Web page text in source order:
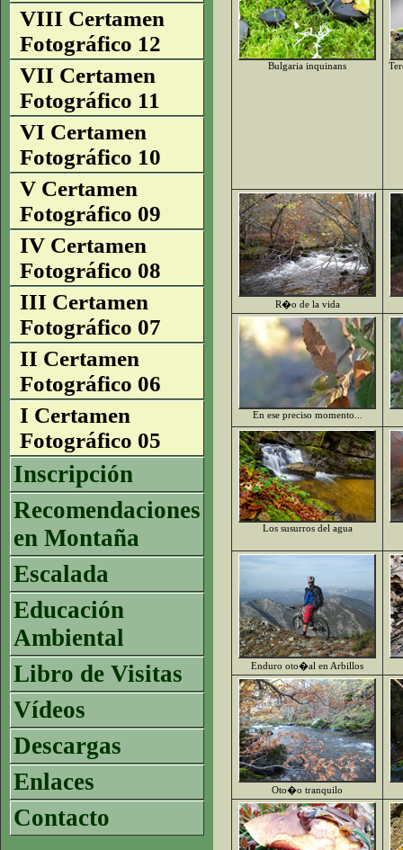
VIII Certamen
Fotográfico 12
VII Certamen
Fotográfico 11
VI Certamen
Fotográfico 10
V Certamen
Fotográfico 09
IV Certamen
Fotográfico 08
III Certamen
Fotográfico 07
II Certamen
Fotográfico 06
I Certamen
Fotográfico 05
Inscripción
Recomendaciones
en Montaña
Escalada
Educación
Ambiental
Libro de Visitas
Vídeos
Descargas
Enlaces
Contacto
Bulgaria inquinans
R�o de la vida
En ese preciso momento...
Los susurros del agua
Enduro oto�al en Arbillos
Oto�o tranquilo